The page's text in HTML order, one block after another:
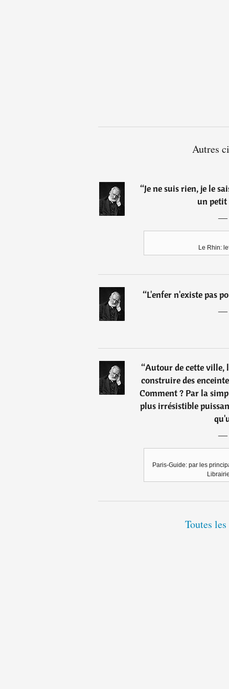
Autres
“Je ne suis rien, je le
un petit
―
Le Rhin:
“L'enfer n'existe pas
―
“Autour de cette ville,
construire des
Comment ? Par la
plus irrésistible
―
Paris-Guide: par les
Toutes